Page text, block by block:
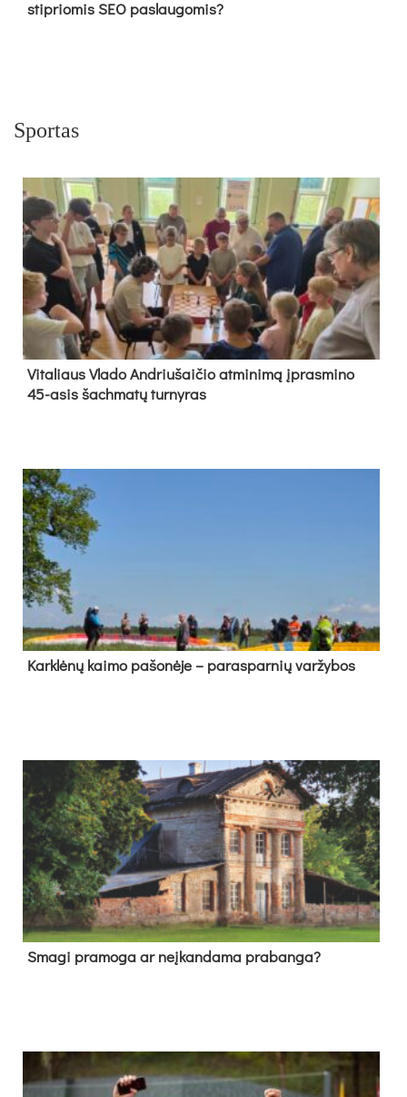
stipriomis SEO paslaugomis?
Sportas
Vi­ta­liaus Vla­do And­riu­šai­čio at­mi­ni­mą įpras­mi­no
45-asis šach­ma­tų tur­ny­ras
Kark­lė­nų kai­mo pa­šo­nė­je – pa­ras­par­nių var­žy­bos
Sma­gi pra­mo­ga ar neį­kan­da­ma pra­ban­ga?